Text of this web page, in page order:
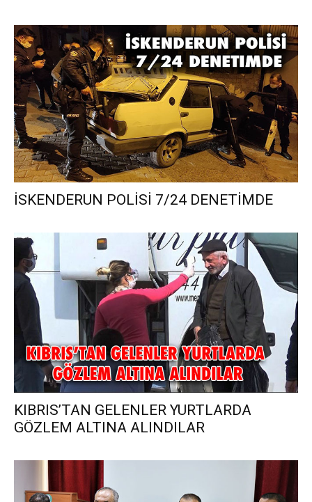
İSKENDERUN POLİSİ 7/24 DENETİMDE
KIBRIS’TAN GELENLER YURTLARDA
GÖZLEM ALTINA ALINDILAR